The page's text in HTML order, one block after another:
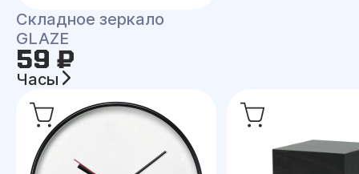
Складное зеркало
GLAZE
59 ₽
Часы